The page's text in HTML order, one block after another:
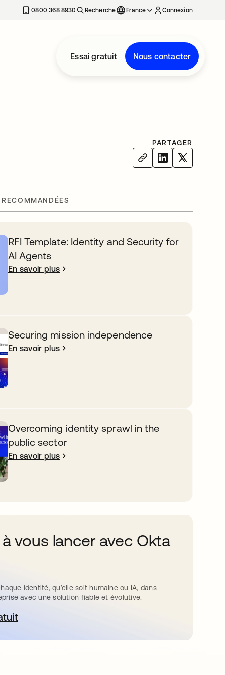
0800 368 8930 Recherche France Connexion
Essai gratuit Nous contacter
PARTAGER
RFI Template: Identity and Security for
AI Agents
En savoir plus
Securing mission independence
En savoir plus
Overcoming identity sprawl in the
public sector
En savoir plus
vous lancer avec Okta
identité, qu’elle soit humaine ou IA, dans
avec une solution fiable et évolutive.
dans un nouvel onglet